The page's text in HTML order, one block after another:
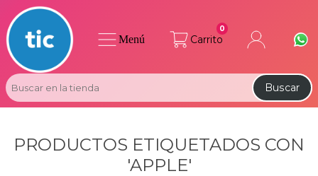
Carrito
0
Buscar
Menú
PRODUCTOS ETIQUETADOS CON
'APPLE'